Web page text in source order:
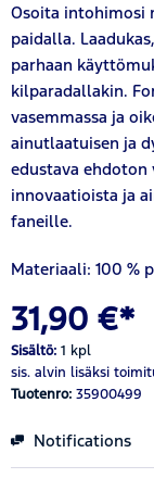
Osoita intohimosi
paidalla.
parhaan
kilparadallakin.
vasemmassa ja
ainutlaatuisen ja
edustava
innovaatioista ja
faneille.
Materiaali: 100 %
31,90 €*
Sisältö: 1 kpl
sis. alvin lisäksi
Tuotenro: 35900499
Notifications